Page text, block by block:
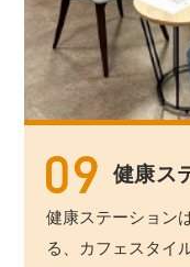
健康ス
健康ステーション
る、カフェスタイ